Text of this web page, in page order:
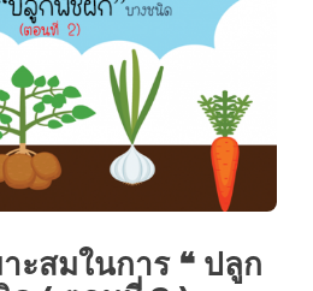
ะสมในการ ❝ ปลูก